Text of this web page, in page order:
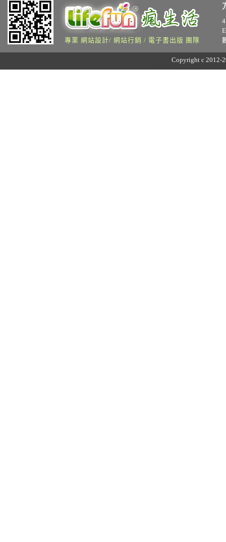
專業 網站設計/ 網站行銷 / 電子書出版 團隊
Copyright c 2012-